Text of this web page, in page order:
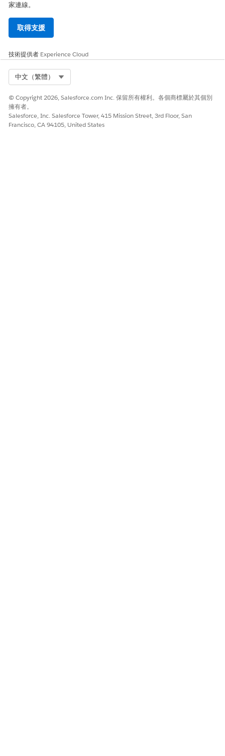
家連線。
取得支援
技術提供者 Experience Cloud
中文（繁體）
© Copyright 2026, Salesforce.com Inc. 保留所有權利。各個商標屬於其個別
擁有者。
Salesforce, Inc. Salesforce Tower, 415 Mission Street, 3rd Floor, San
Francisco, CA 94105, United States